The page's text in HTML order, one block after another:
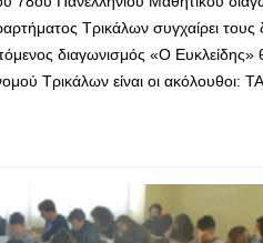
Τρικάλων συγχαίρει τους
διαγωνισμός «Ο Ευκλείδης»
Τρικάλων είναι οι ακόλουθοι: